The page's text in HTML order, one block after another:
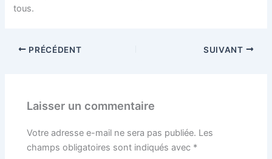
tous.
PRÉCÉDENT SUIVANT
Laisser un commentaire
Votre adresse e-mail ne sera pas publiée. Les
champs obligatoires sont indiqués avec *